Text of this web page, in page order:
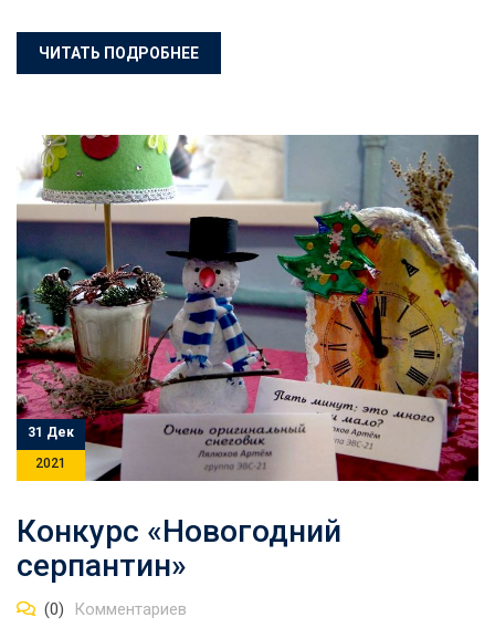
ЧИТАТЬ ПОДРОБНЕЕ
31 Дек
2021
Конкурс «Новогодний
серпантин»
(0) Комментариев